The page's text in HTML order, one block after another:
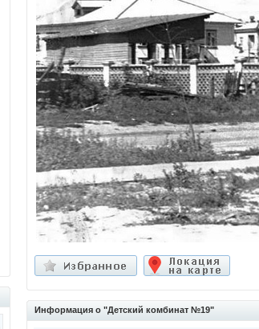
Информация о "Детский комбинат №19"